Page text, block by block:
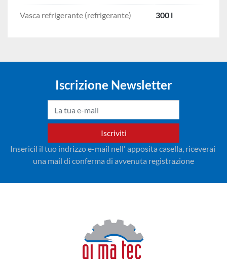
Vasca refrigerante (refrigerante) 300 l
Iscrizione Newsletter
Iscriviti
Insericil il tuo indrizzo e-mail nell' apposita casella, riceverai
una mail di conferma di avvenuta registrazione